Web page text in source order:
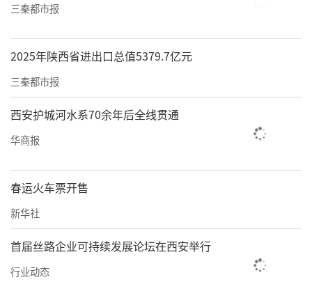
三秦都市报
2025年陕西省进出口总值5379.7亿元
三秦都市报
西安护城河水系70余年后全线贯通
华商报
春运火车票开售
新华社
首届丝路企业可持续发展论坛在西安举行
行业动态